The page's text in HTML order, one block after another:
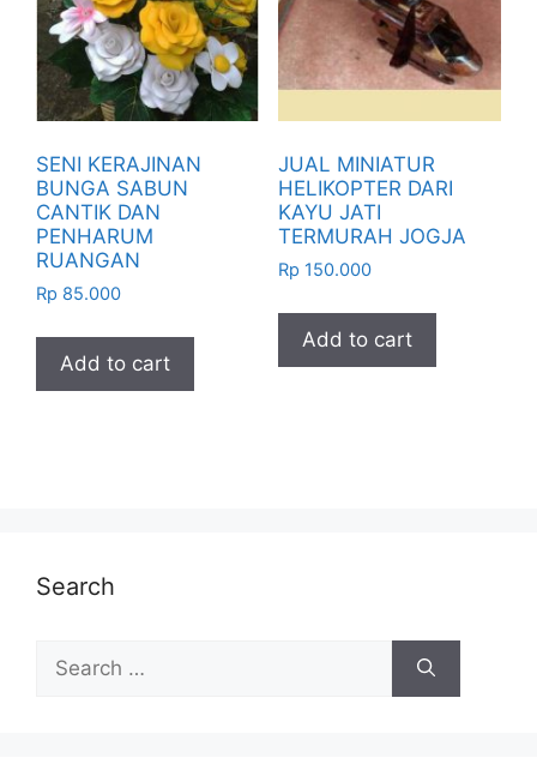
SENI KERAJINAN
BUNGA SABUN
CANTIK DAN
PENHARUM
RUANGAN
Rp 85.000
Add to cart
JUAL MINIATUR
HELIKOPTER DARI
KAYU JATI
TERMURAH JOGJA
Rp 150.000
Add to cart
Search
for: